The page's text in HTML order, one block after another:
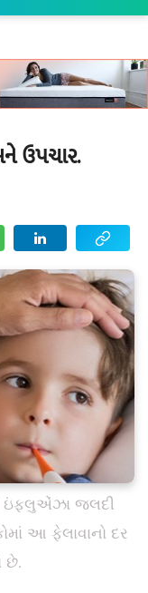
ઉપચાર.
ઇંફ્લુએંઝા જલદી
આ ફેલાવાનો દર
છે.